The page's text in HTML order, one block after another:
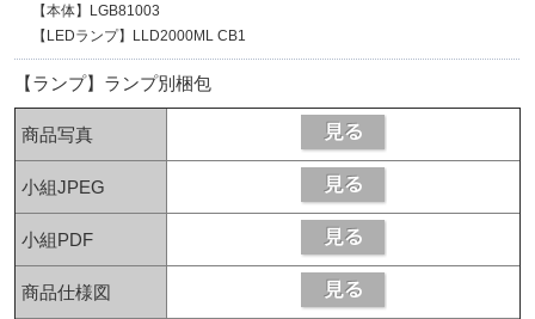
【本体】LGB81003
【LEDランプ】LLD2000ML CB1
【ランプ】ランプ別梱包
商品写真
小組JPEG
小組PDF
商品仕様図